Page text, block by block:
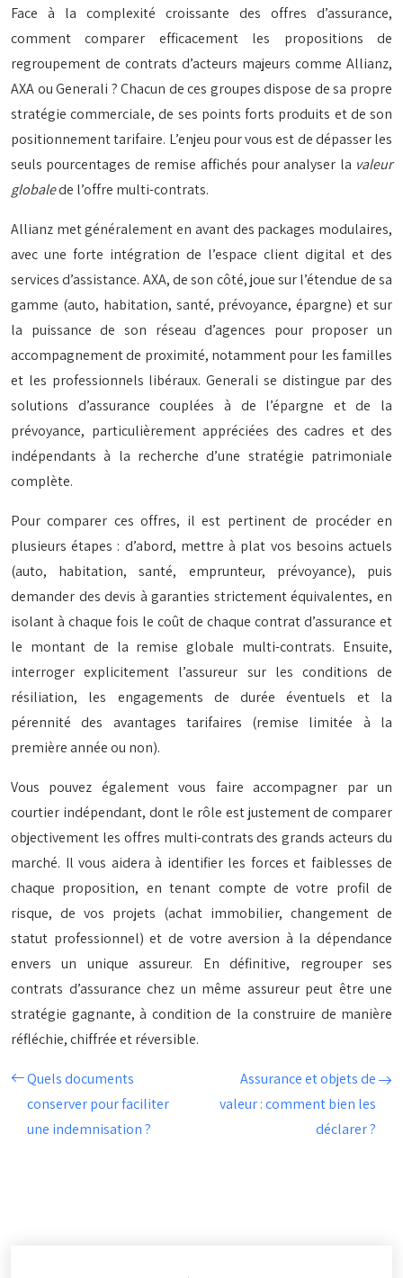
Face à la complexité croissante des offres d’assurance,
comment comparer efficacement les propositions de
regroupement de contrats d’acteurs majeurs comme Allianz,
AXA ou Generali ? Chacun de ces groupes dispose de sa propre
stratégie commerciale, de ses points forts produits et de son
positionnement tarifaire. L’enjeu pour vous est de dépasser les
seuls pourcentages de remise affichés pour analyser la valeur
globalede l’offre multi-contrats.
Allianz met généralement en avant des packages modulaires,
avec une forte intégration de l’espace client digital et des
services d’assistance. AXA, de son côté, joue sur l’étendue de sa
gamme (auto, habitation, santé, prévoyance, épargne) et sur
la puissance de son réseau d’agences pour proposer un
accompagnement de proximité, notamment pour les familles
et les professionnels libéraux. Generali se distingue par des
solutions d’assurance couplées à de l’épargne et de la
prévoyance, particulièrement appréciées des cadres et des
indépendants à la recherche d’une stratégie patrimoniale
complète.
Pour comparer ces offres, il est pertinent de procéder en
plusieurs étapes : d’abord, mettre à plat vos besoins actuels
(auto, habitation, santé, emprunteur, prévoyance), puis
demander des devis à garanties strictement équivalentes, en
isolant à chaque fois le coût de chaque contrat d’assurance et
le montant de la remise globale multi-contrats. Ensuite,
interroger explicitement l’assureur sur les conditions de
résiliation, les engagements de durée éventuels et la
pérennité des avantages tarifaires (remise limitée à la
première année ou non).
Vous pouvez également vous faire accompagner par un
courtier indépendant, dont le rôle est justement de comparer
objectivement les offres multi-contrats des grands acteurs du
marché. Il vous aidera à identifier les forces et faiblesses de
chaque proposition, en tenant compte de votre profil de
risque, de vos projets (achat immobilier, changement de
statut professionnel) et de votre aversion à la dépendance
envers un unique assureur. En définitive, regrouper ses
contrats d’assurance chez un même assureur peut être une
stratégie gagnante, à condition de la construire de manière
réfléchie, chiffrée et réversible.
Quels documents
conserver pour faciliter
une indemnisation ?
Assurance et objets de
valeur : comment bien les
déclarer ?